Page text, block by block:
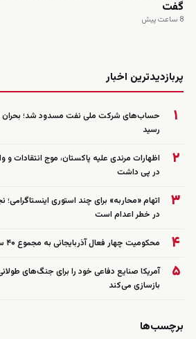
گفت
8 ساعت پیش
پربازدیدترین اخبار
۱
حساب‌های شرکت ملی نفت مسدود شد؛
رسید
۲
اظهارات مرندی علیه پاکستان، موج انتقادات
در پی داشت
۳
در خطر اعدام است
۴ محکومیت چهار فعال آذربایجانی به مجموع ۴۰ سال حبس تعزیری
۵
آمریکا صنایع دفاعی خود را برای جنگ‌های
بازسازی می‌کند
برچسب‌ها